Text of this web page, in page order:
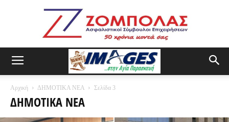
Αρχική ΔΗΜΟΤΙΚΑ ΝΕΑ Σελίδα 3
ΔΗΜΟΤΙΚΑ ΝΕΑ